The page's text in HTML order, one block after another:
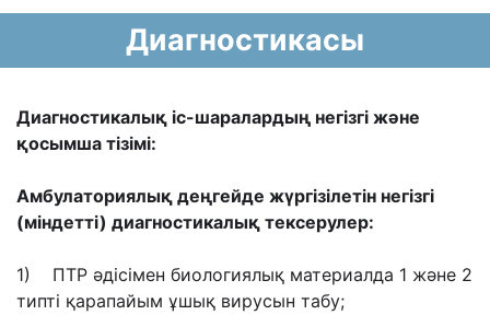
Диагностикасы
Диагностикалық іс-шаралардың негізгі және
қосымша тізімі:
Амбулаториялық деңгейде жүргізілетін негізгі
(міндетті) диагностикалық тексерулер:
1) ПТР әдісімен биологиялық материалда 1 және 2
типті қарапайым ұшық вирусын табу;